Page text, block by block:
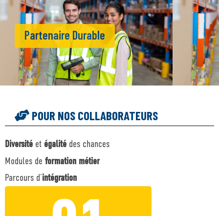
Partenaire Durable
POUR NOS COLLABORATEURS
Diversité et égalité des chances
Modules de formation métier
Parcours d’intégration